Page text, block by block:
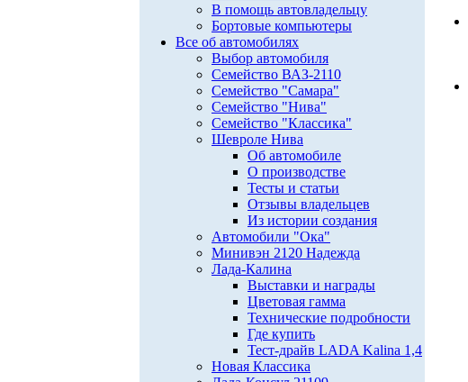
В помощь автовладельцу
Бортовые компьютеры
Все об автомобилях
Выбор автомобиля
Семейство ВАЗ-2110
Семейство "Самара"
Семейство "Нива"
Семейство "Классика"
Шевроле Нива
Об автомобиле
О производстве
Тесты и статьи
Отзывы владельцев
Из истории создания
Автомобили "Ока"
Минивэн 2120 Надежда
Лада-Калина
Выставки и награды
Цветовая гамма
Технические подробности
Где купить
Тест-драйв LADA Kalina 1,4
Новая Классика